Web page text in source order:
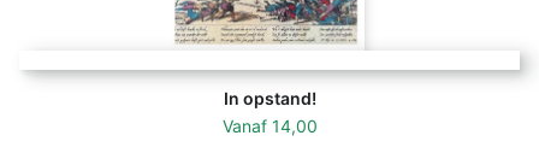
In opstand!
Vanaf 14,00